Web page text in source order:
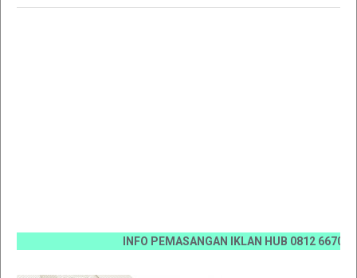
INFO PEMASANGAN IKLAN HUB 0812 6670